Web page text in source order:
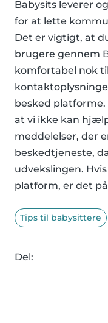
Babysits leverer
for at lette
Det er vigtigt, at
brugere gennem
komfortabel nok
besked
at vi ikke kan
meddelelser, der
beskedtjeneste,
udvekslingen.
platform, er det
Tips til babysittere
Del: